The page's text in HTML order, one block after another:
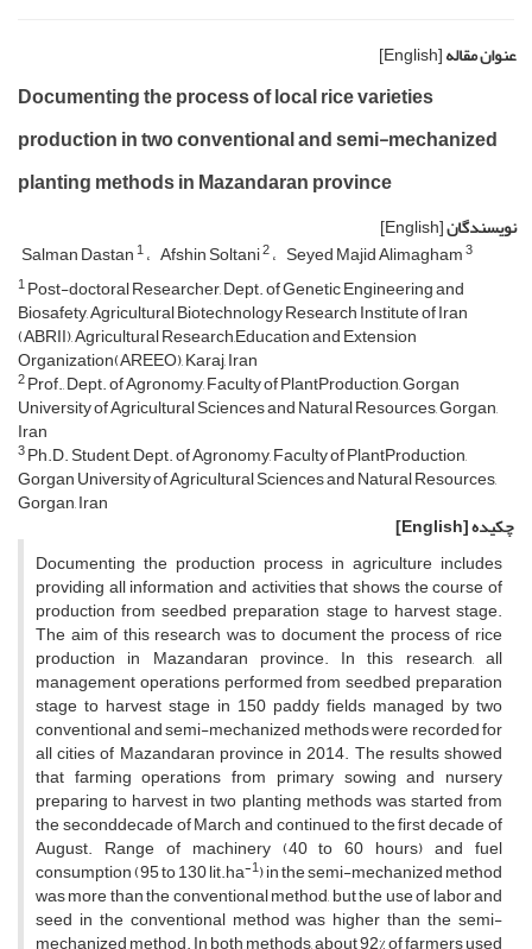
عنوان مقاله[English]
Documenting the process of local rice varieties
production in two conventional and semi-mechanized
planting methods in Mazandaran province
نویسندگان[English]
Salman Dastan1 Afshin Soltani2 Seyed Majid Alimagham3
1Post-doctoral Researcher, Dept. of Genetic Engineering and
Biosafety, Agricultural Biotechnology Research Institute of Iran
(ABRII), Agricultural Research,Education and Extension
Organization(AREEO), Karaj, Iran
2Prof., Dept. of Agronomy, Faculty of PlantProduction, Gorgan
University of Agricultural Sciences and Natural Resources, Gorgan,
Iran
3Ph.D. Student, Dept. of Agronomy, Faculty of PlantProduction,
Gorgan University of Agricultural Sciences and Natural Resources,
Gorgan, Iran
چکیده[English]
Documenting the production process in agriculture includes
providing all information and activities that shows the course of
production from seedbed preparation stage to harvest stage.
The aim of this research was to document the process of rice
production in Mazandaran province. In this research, all
management operations performed from seedbed preparation
stage to harvest stage in 150 paddy fields managed by two
conventional and semi-mechanized methods were recorded for
all cities of Mazandaran province in 2014. The results showed
that farming operations from primary sowing and nursery
preparing to harvest in two planting methods was started from
the seconddecade of March and continued to the first decade of
August. Range of machinery (40 to 60 hours) and fuel
consumption (95 to 130 lit.ha-1) in the semi-mechanized method
was more than the conventional method, but the use of labor and
seed in the conventional method was higher than the semi-